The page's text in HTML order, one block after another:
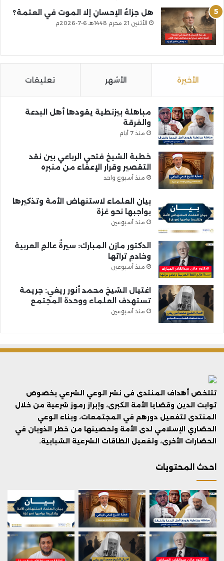
هل جزاءُ الإحسانِ إلا الموت في العتمة؟
الأثنين 21 محرم 1448هـ 6-7-2026م
الأخيرة الأشهر تعليقات
مباهلة بيزنطية يقودها أهل البدعة
والفرقة
منذ 7 أيام
خطبة الشيخ فتحي الرباعي بين نقد
التقصير وقرار الإعفاء من منبره
منذ أسبوع واحد
بيان العلماء لاستنهاض الأمة وتذكيرها
بواجبها نحو غزة
منذ أسبوعين
الدكتور مازن المبارك: سيرةُ عالمِ العربية
وخادمِ تراثها
منذ أسبوعين
اغتيال الشيخ محمد أنور ريغي: جريمة
تستهدف العلماء ووحدة المجتمع
منذ أسبوعين
تتلخص أهداف المنتدى فى نشر الوعي الشرعي بخصوص
ثوابت الدين وقضايا الأمة الكبرى، وإبراز رموز شرعية من خلال
المنتدى لتفعيل دورهم في المجتمعات، وبناء الوعي
الحضاري الإسلامي لدى الأمة وتحصينها من خطر الذوبان في
الحضارات الأخرى، وتفعيل الطاقات الشرعية الشبابية.
احدث المحتويات